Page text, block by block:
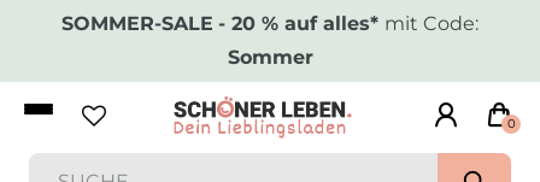
SOMMER-SALE - 20 % auf alles* mit Code:
Sommer
0